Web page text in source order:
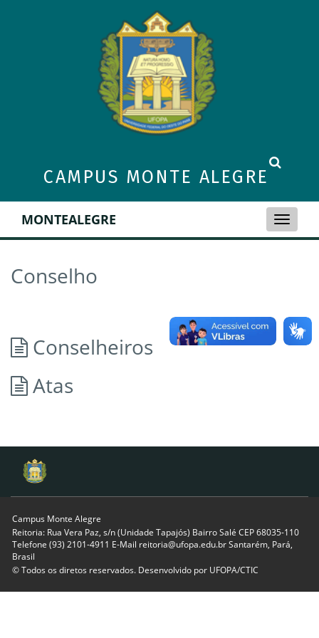
CAMPUS MONTE ALEGRE
Toggle
MONTEALEGRE
Conselho
Conselheiros
Atas
Campus Monte Alegre
Reitoria: Rua Vera Paz, s/n (Unidade Tapajós) Bairro Salé CEP 68035-110
Telefone (93) 2101-4911 E-Mail reitoria@ufopa.edu.br Santarém, Pará,
Brasil
© Todos os diretos reservados. Desenvolvido por UFOPA/CTIC